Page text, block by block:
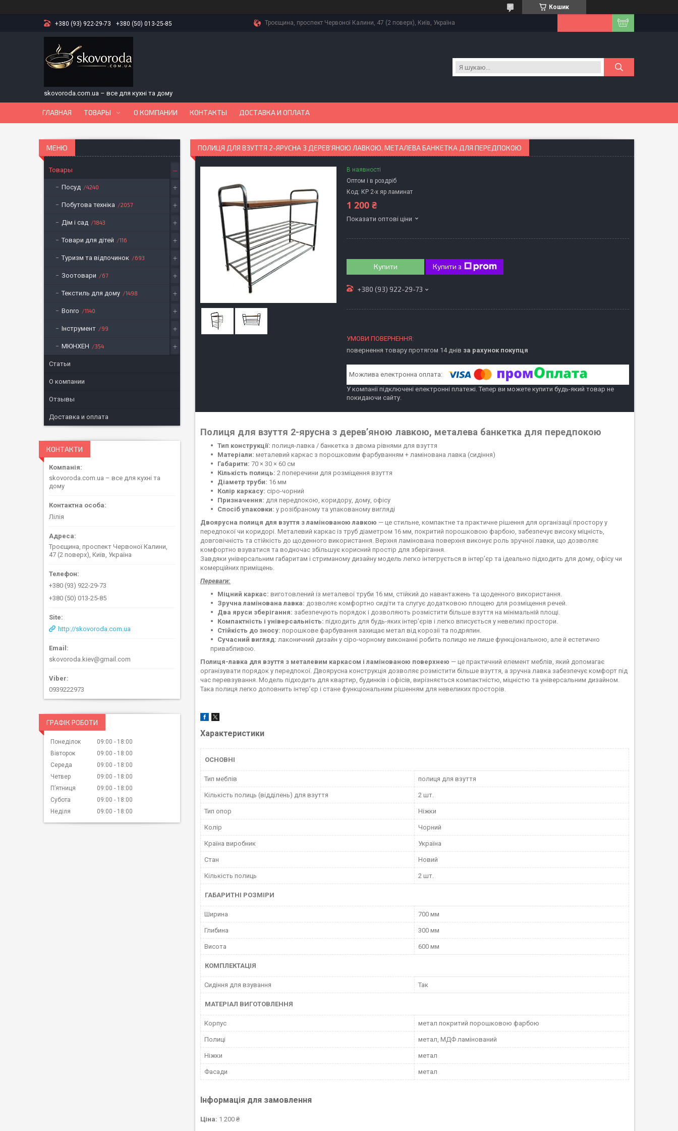
Кошик
+380 (93) 922-29-73 +380 (50) 013-25-85 Троєщина, проспект Червоної Калини, 47 (2 поверх), Київ, Україна
skovoroda.com.ua – все для кухні та дому
ГЛАВНАЯ ТОВАРЫ О КОМПАНИИ КОНТАКТЫ ДОСТАВКА И ОПЛАТА
ПОЛИЦЯ ДЛЯ ВЗУТТЯ 2-ЯРУСНА З ДЕРЕВ’ЯНОЮ ЛАВКОЮ, МЕТАЛЕВА БАНКЕТКА ДЛЯ ПЕРЕДПОКОЮ
В наявності
Оптом і в роздріб
Код: КР 2-х яр ламинат
1 200 ₴
Показати оптові ціни
Купити Купити з
+380 (93) 922-29-73
повернення товару протягом 14 днів за рахунок покупця
У компанії підключені електронні платежі. Тепер ви можете купити будь-який товар не
покидаючи сайту.
Полиця для взуття 2-ярусна з дерев’яною лавкою, металева банкетка для передпокою
Тип конструкції: полиця-лавка / банкетка з двома рівнями для взуття
Матеріали: металевий каркас з порошковим фарбуванням + ламінована лавка (сидіння)
Габарити: 70 × 30 × 60 см
Кількість полиць: 2 поперечини для розміщення взуття
Діаметр труби: 16 мм
Колір каркасу: сіро-чорний
Призначення: для передпокою, коридору, дому, офісу
Спосіб упаковки: у розібраному та упакованому вигляді
Двоярусна полиця для взуття з ламінованою лавкою — це стильне, компактне та практичне рішення для організації простору у
передпокої чи коридорі. Металевий каркас із труб діаметром 16 мм, покритий порошковою фарбою, забезпечує високу міцність,
довговічність та стійкість до щоденного використання. Верхня ламінована поверхня виконує роль зручної лавки, що дозволяє
комфортно взуватися та водночас збільшує корисний простір для зберігання.
Завдяки універсальним габаритам і стриманому дизайну модель легко інтегрується в інтер’єр та ідеально підходить для дому, офісу чи
комерційних приміщень.
Переваги:
Міцний каркас: виготовлений із металевої труби 16 мм, стійкий до навантажень та щоденного використання.
Зручна ламінована лавка: дозволяє комфортно сидіти та слугує додатковою площею для розміщення речей.
Два яруси зберігання: забезпечують порядок і дозволяють розмістити більше взуття на мінімальній площі.
Компактність і універсальність: підходить для будь-яких інтер’єрів і легко вписується у невеликі простори.
Стійкість до зносу: порошкове фарбування захищає метал від корозії та подряпин.
Сучасний вигляд: лаконичний дизайн у сіро-чорному виконанні робить полицю не лише функціональною, але й естетично
привабливою.
Полиця-лавка для взуття з металевим каркасом і ламінованою поверхнею — це практичний елемент меблів, який допомагає
організувати порядок у передпокої. Двоярусна конструкція дозволяє розмістити більше взуття, а зручна лавка забезпечує комфорт під
час перевзування. Модель підходить для квартир, будинків і офісів, вирізняється компактністю, міцністю та універсальним дизайном.
Така полиця легко доповнить інтер’єр і стане функціональним рішенням для невеликих просторів.
Характеристики
ОСНОВНІ
Тип меблів полиця для взуття
Кількість полиць (відділень) для взуття 2 шт.
Тип опор Ніжки
Колір Чорний
Країна виробник Україна
Стан Новий
Кількість полиць 2 шт.
ГАБАРИТНІ РОЗМІРИ
Ширина 700 мм
Глибина 300 мм
Висота 600 мм
КОМПЛЕКТАЦІЯ
Сидіння для взування Так
МАТЕРІАЛ ВИГОТОВЛЕННЯ
Корпус метал покритий порошковою фарбою
Полиці метал, МДФ ламінований
Ніжки метал
Фасади метал
Інформація для замовлення
Ціна: 1 200 ₴
Товары
Посуд 4240
Побутова техніка 2057
Дім і сад 1843
Товари для дітей 116
Туризм та відпочинок 693
Зоотовари 67
Текстиль для дому 1498
Bonro 1140
Інструмент 99
МЮНХЕН 354
Статьи
О компании
Отзывы
Доставка и оплата
КОНТАКТИ
skovoroda.com.ua – все для кухні та
дому
Лілія
Троєщина, проспект Червоної Калини,
47 (2 поверх), Київ, Україна
+380 (93) 922-29-73
+380 (50) 013-25-85
http://skovoroda.com.ua
skovoroda.kiev@gmail.com
0939222973
ГРАФІК РОБОТИ
Понеділок 09:00
18:00
Вівторок
09:00
18:00
Середа
09:00
18:00
Четвер
09:00
18:00
Пʼятниця
09:00
18:00
Субота
09:00
18:00
Неділя
09:00 18:00